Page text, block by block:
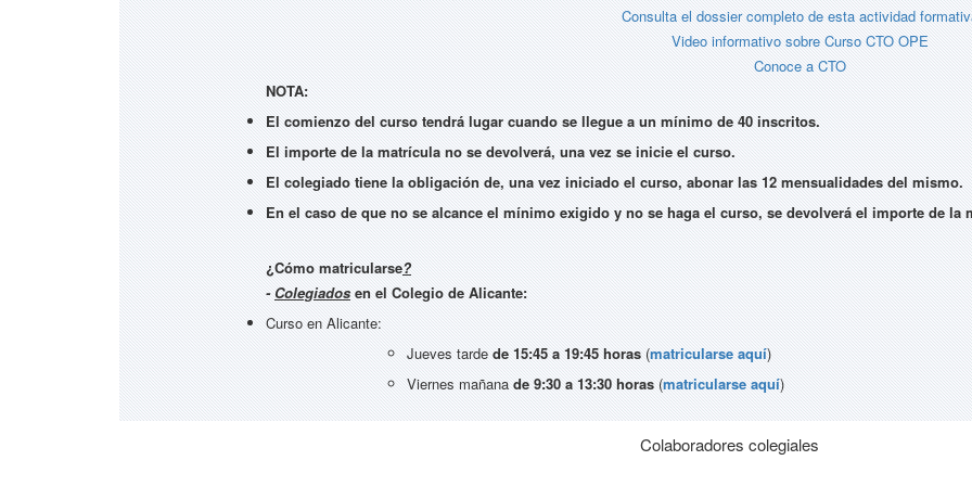
Consulta el dossier completo de esta actividad
Video informativo sobre Curso CTO OPE
Conoce a CTO
NOTA:
El comienzo del curso tendrá lugar cuando se llegue a un mínimo de 40 inscritos.
El importe de la matrícula no se devolverá, una vez se inicie el curso.
El colegiado tiene la obligación de, una vez iniciado el curso, abonar las 12 mensualidades del mismo.
En el caso de que no se alcance el mínimo exigido y no se haga el curso, se devolverá el importe de la
¿Cómo matricularse?
-Colegiadosen el Colegio de Alicante:
Curso en Alicante:
Jueves tarde de 15:45 a 19:45 horas (matricularse aquí)
Viernes mañana de 9:30 a 13:30 horas (matricularse aquí)
Colaboradores colegiales